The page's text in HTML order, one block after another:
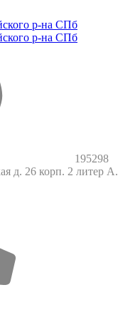
195298
д. 26 корп. 2 литер А.